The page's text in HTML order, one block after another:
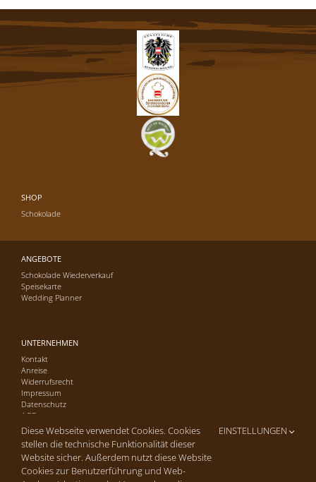
SHOP
Schokolade
ANGEBOTE
Schokolade Wiederverkauf
Speisekarte
Wedding Planner
UNTERNEHMEN
Kontakt
Anreise
Widerrufsrecht
Impressum
Datenschutz
AGB
Diese Webseite verwendet Cookies. Cookies
stellen die technische Funktionalität dieser
Website sicher. Außerdem nutzt diese Website
Cookies zur Benutzerführung und Web-
EINSTELLUNGEN